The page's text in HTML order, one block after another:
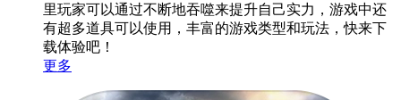
里玩家可以通过不断地吞噬来提升自己实力，游戏中还
有超多道具可以使用，丰富的游戏类型和玩法，快来下
载体验吧！
更多